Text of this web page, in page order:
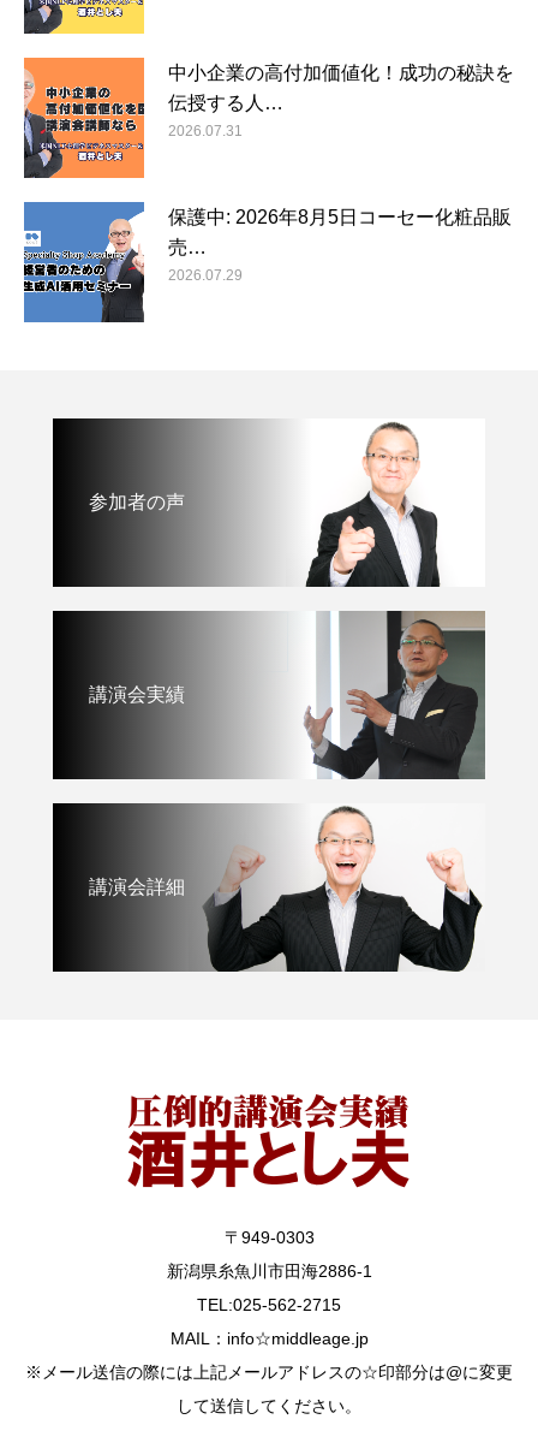
中小企業の高付加価値化！成功の秘訣を
伝授する人…
2026.07.31
保護中: 2026年8月5日コーセー化粧品販
売…
2026.07.29
参加者の声
講演会実績
講演会詳細
〒949-0303
新潟県糸魚川市田海2886-1
TEL:025-562-2715
MAIL：info☆middleage.jp
※メール送信の際には上記メールアドレスの☆印部分は@に変更
して送信してください。